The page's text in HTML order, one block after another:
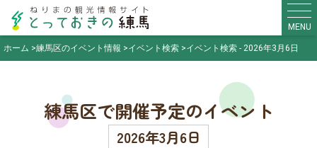
MENU
ホーム
練馬区のイベント情報 イベント検索 イベント検索 - 2026年3月6日
練馬区で開催予定のイベント
2026年3月6日